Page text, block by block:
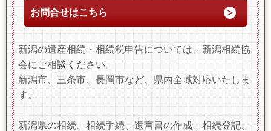
お問合せはこちら
新潟の遺産相続・相続税申告については、新潟相続協
会にご相談ください。
新潟市、三条市、長岡市など、県内全域対応いたしま
す。
新潟県の相続、相続手続、遺言書の作成、相続登記、